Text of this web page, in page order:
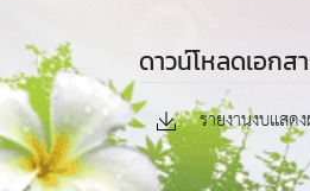
ดาวน์โหลดเอกส
รายงานงบแสด